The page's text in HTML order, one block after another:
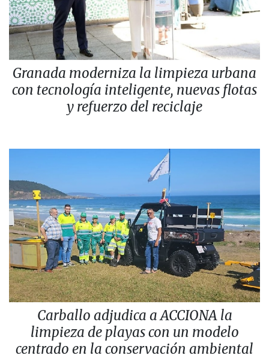
Granada moderniza la limpieza urbana
con tecnología inteligente, nuevas flotas
y refuerzo del reciclaje
Carballo adjudica a ACCIONA la
limpieza de playas con un modelo
centrado en la conservación ambiental